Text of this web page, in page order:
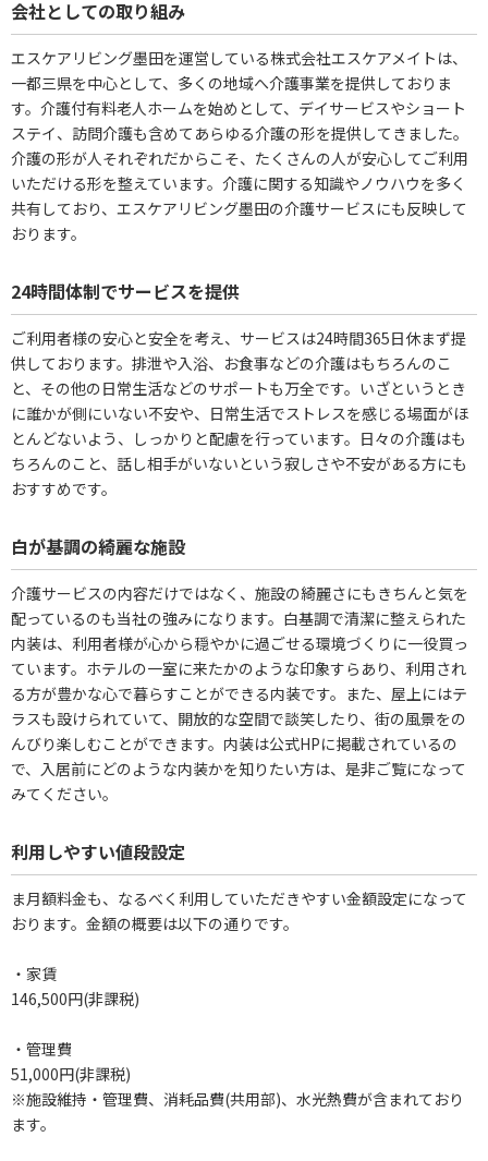
会社としての取り組み
エスケアリビング墨田を運営している株式会社エスケアメイトは、
一都三県を中心として、多くの地域へ介護事業を提供しておりま
す。介護付有料老人ホームを始めとして、デイサービスやショート
ステイ、訪問介護も含めてあらゆる介護の形を提供してきました。
介護の形が人それぞれだからこそ、たくさんの人が安心してご利用
いただける形を整えています。介護に関する知識やノウハウを多く
共有しており、エスケアリビング墨田の介護サービスにも反映して
おります。
24時間体制でサービスを提供
ご利用者様の安心と安全を考え、サービスは24時間365日休まず提
供しております。排泄や入浴、お食事などの介護はもちろんのこ
と、その他の日常生活などのサポートも万全です。いざというとき
に誰かが側にいない不安や、日常生活でストレスを感じる場面がほ
とんどないよう、しっかりと配慮を行っています。日々の介護はも
ちろんのこと、話し相手がいないという寂しさや不安がある方にも
おすすめです。
白が基調の綺麗な施設
介護サービスの内容だけではなく、施設の綺麗さにもきちんと気を
配っているのも当社の強みになります。白基調で清潔に整えられた
内装は、利用者様が心から穏やかに過ごせる環境づくりに一役買っ
ています。ホテルの一室に来たかのような印象すらあり、利用され
る方が豊かな心で暮らすことができる内装です。また、屋上にはテ
ラスも設けられていて、開放的な空間で談笑したり、街の風景をの
んびり楽しむことができます。内装は公式HPに掲載されているの
で、入居前にどのような内装かを知りたい方は、是非ご覧になって
みてください。
利用しやすい値段設定
ま月額料金も、なるべく利用していただきやすい金額設定になって
おります。金額の概要は以下の通りです。
・家賃
146,500円(非課税)
・管理費
51,000円(非課税)
※施設維持・管理費、消耗品費(共用部)、水光熱費が含まれており
ます。